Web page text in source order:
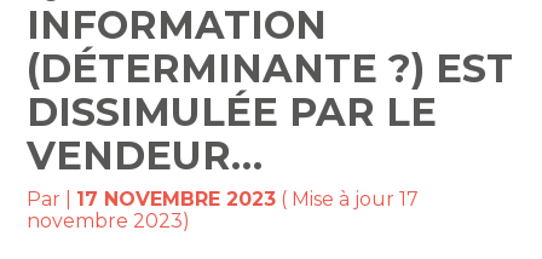
INFORMATION
(DÉTERMINANTE ?) EST
DISSIMULÉE PAR LE
VENDEUR…
Par 17 NOVEMBRE 2023 ( Mise à jour 17
novembre 2023)